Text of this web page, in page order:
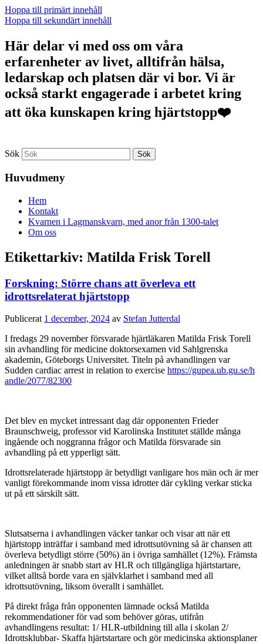
Hoppa till primärt innehåll
Hoppa till sekundärt innehåll
Här delar vi med oss om våra
erfarenheter av livet, alltifrån hälsa,
ledarskap och platsen där vi bor. Vi är
också starkt engagerade i arbetet kring
att öka kunskapen kring hjärtstopp❤️
Sök
Huvudmeny
Hem
Kontakt
Kvarnen i Lagmanskvarn, med anor från 1300-talet
Om oss
Etikettarkiv: Matilda Frisk Torell
Forskning: Större chans att överleva ett
idrottsrelaterat hjärtstopp
Publicerat 1 december, 2024 av Stefan Jutterdal
I fredags 29 november försvarade hjärtläkaren Matilda Frisk Torell
sin avhandling för medicine doktorsexamen vid Sahlgrenska
akademin, Göteborgs Universitet. Titeln på avhandlingen var
Sudden cardiac arrest in relation to exercise https://gupea.ub.gu.se/h
andle/2077/82300
Det blev en mycket intressant dag där opponenten Frieder
Braunschweig, professor vid Karolinska Institutet ställde många
ingående och noggranna frågor och Matilda försvarade sin
avhandling på ett ypperligt sätt.
Idrottsrelaterade hjärtstopp är betydligt vanligare hos män och är mer
vanligt förekommande inom vissa idrotter där cykling verkar sticka
ut på ett särskilt sätt.
Slutsatserna i avhandlingen väcker tankar och visar att när ett
hjärtstopp inträffar i samband med idrottsutövning så är chansen att
överleva betydligt större (50%) än i övriga samhället (12%). Främsta
anledningen är snabb start av HLR och tillgängliga hjärtstartare,
vilket alltså borde vara en självklarhet i samband med all
idrottsutövning, liksom överallt i samhället.
På direkt fråga från opponenten lämnade också Matilda
rekommendationer för vad som behöver göras, utifrån
avhandlingens resultat: 1/ HLR-utbildning till alla i skolan 2/
Idrottsklubbar- Skaffa hjärtstartare och gör medicinska aktionsplaner